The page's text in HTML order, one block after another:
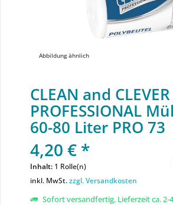
Abbildung ähnlich
CLEAN and CLEVER
PROFESSIONAL
60-80 Liter PRO 73
4,20 € *
Inhalt: 1 Rolle(n)
inkl. MwSt.zzgl. Versandkosten
Sofort versandfertig, Lieferzeit ca. 2-